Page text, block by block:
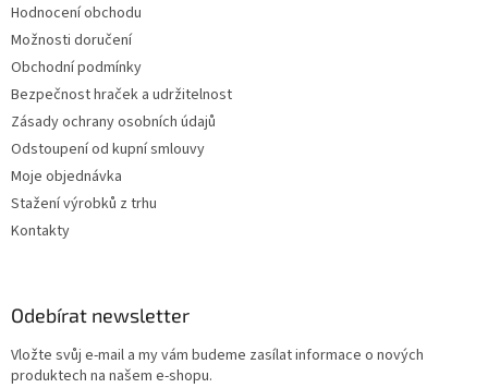
Hodnocení obchodu
Možnosti doručení
Obchodní podmínky
Bezpečnost hraček a udržitelnost
Zásady ochrany osobních údajů
Odstoupení od kupní smlouvy
Moje objednávka
Stažení výrobků z trhu
Kontakty
Odebírat newsletter
Vložte svůj e-mail a my vám budeme zasílat informace o nových
produktech na našem e-shopu.